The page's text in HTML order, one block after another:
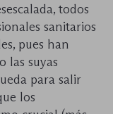
todos
sanitarios
pues han
las suyas
para salir
los